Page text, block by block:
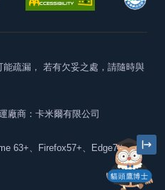
貓頭鷹博士
疏漏， 若有欠妥之處，請隨時與
廠商：卡米爾有限公司
63+、Firefox57+、Edge79+及